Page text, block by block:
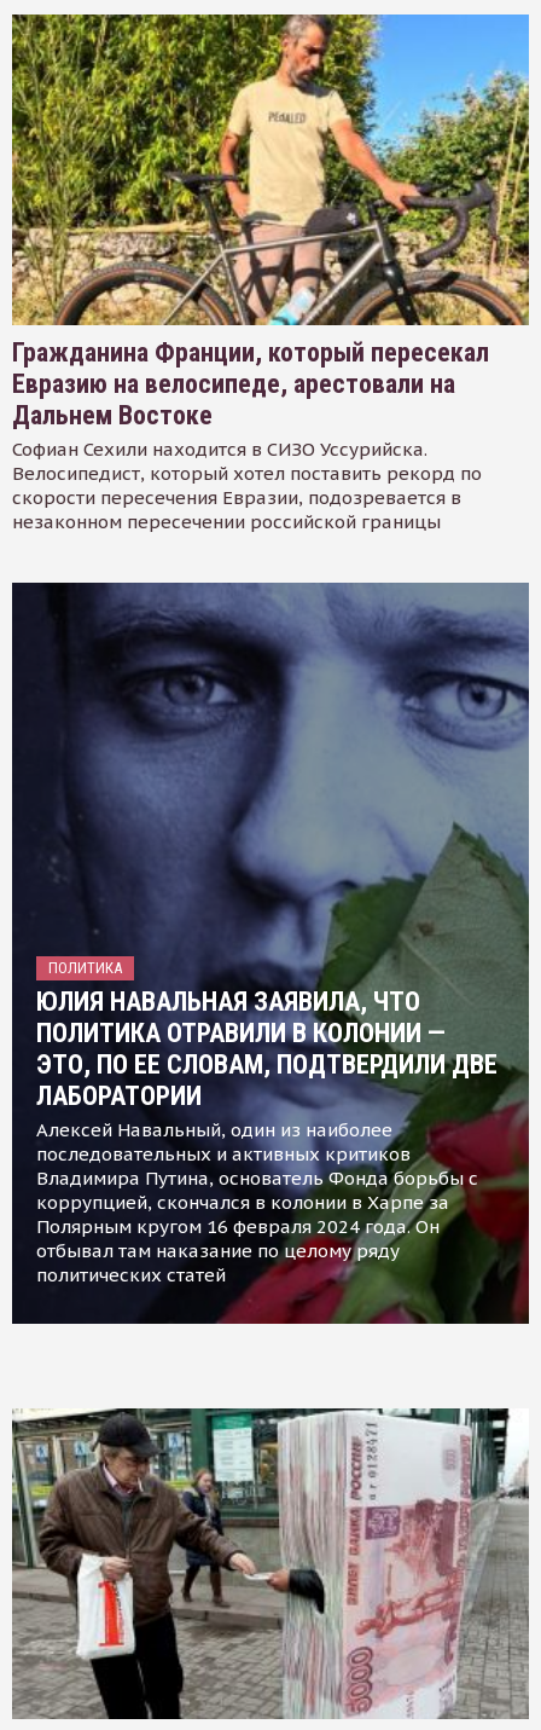
Гражданина Франции, который пересекал
Евразию на велосипеде, арестовали на
Дальнем Востоке
Софиан Сехили находится в СИЗО Уссурийска.
Велосипедист, который хотел поставить рекорд по
скорости пересечения Евразии, подозревается в
незаконном пересечении российской границы
ПОЛИТИКА
ЮЛИЯ НАВАЛЬНАЯ ЗАЯВИЛА, ЧТО
ПОЛИТИКА ОТРАВИЛИ В КОЛОНИИ —
ЭТО, ПО ЕЕ СЛОВАМ, ПОДТВЕРДИЛИ ДВЕ
ЛАБОРАТОРИИ
Алексей Навальный, один из наиболее
последовательных и активных критиков
Владимира Путина, основатель Фонда борьбы с
коррупцией, скончался в колонии в Харпе за
Полярным кругом 16 февраля 2024 года. Он
отбывал там наказание по целому ряду
политических статей